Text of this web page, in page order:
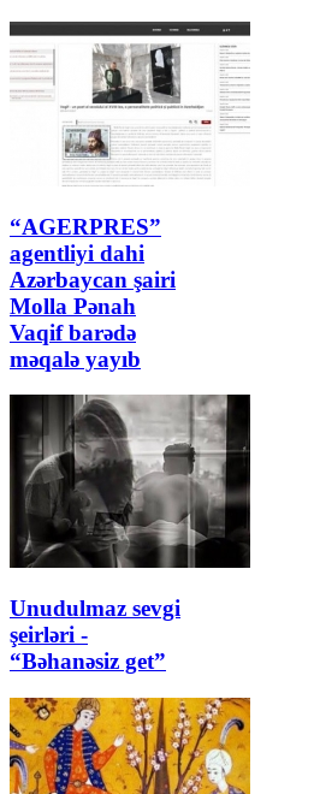
“AGERPRES”
agentliyi dahi
Azərbaycan şairi
Molla Pənah
Vaqif barədə
məqalə yayıb
Unudulmaz sevgi
şeirləri -
“Bəhanəsiz get”